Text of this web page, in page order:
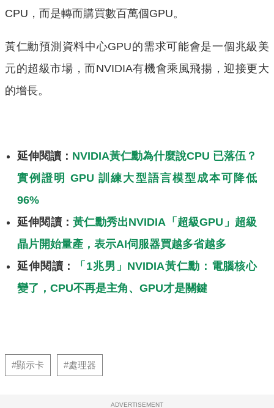
CPU，而是轉而購買數百萬個GPU。
黃仁勳預測資料中心GPU的需求可能會是一個兆級美
元的超級市場，而NVIDIA有機會乘風飛揚，迎接更大
的增長。
延伸閱讀： NVIDIA黃仁勳為什麼說CPU 已落伍？
實例證明 GPU 訓練大型語言模型成本可降低
96%
延伸閱讀：黃仁勳秀出NVIDIA「超級GPU」超級
晶片開始量產，表示AI伺服器買越多省越多
延伸閱讀：
「1兆男」NVIDIA黃仁勳：電腦核心
變了，CPU不再是主角、GPU才是關鍵
#顯示卡 #處理器
ADVERTISEMENT